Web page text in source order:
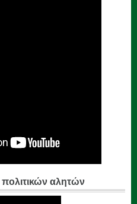
πολιτικών αλητών